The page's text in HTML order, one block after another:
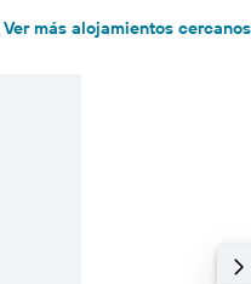
Ver más alojamientos cercanos